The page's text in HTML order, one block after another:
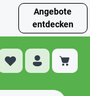
Angebote
entdecken